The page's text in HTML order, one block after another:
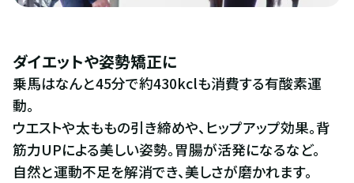
ダイエットや姿勢矯正に
乗馬はなんと45分で約430kclも消費する有酸素運
動。
ウエストや太ももの引き締めや、ヒップアップ効果。背
筋力UPによる美しい姿勢。胃腸が活発になるなど。
自然と運動不足を解消でき、美しさが磨かれます。